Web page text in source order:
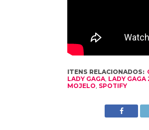
ITENS RELACIONADOS:
LADY GAGA, LADY GAGA
MOJELO SPOTIFY